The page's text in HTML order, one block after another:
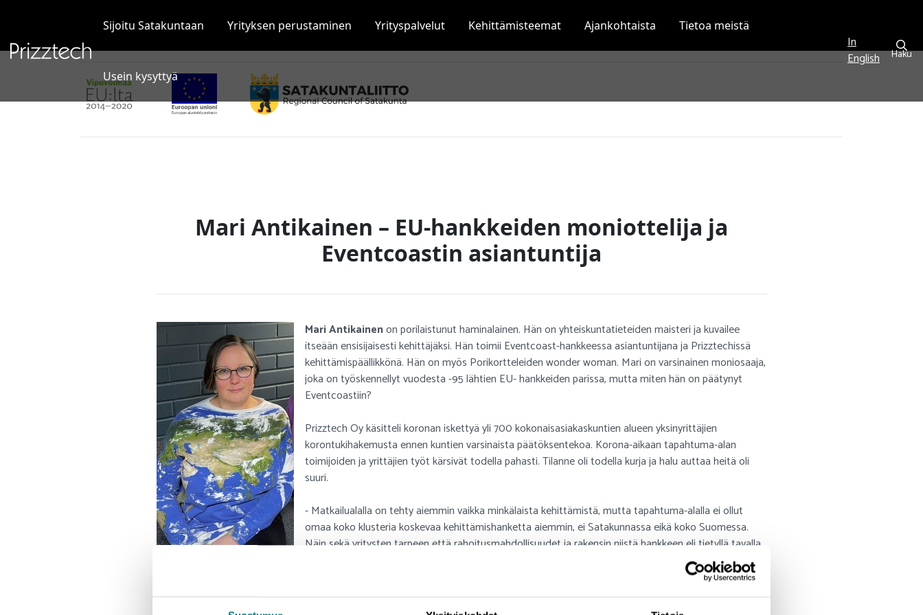
Sijoitu Satakuntaan Yrityksen perustaminen Yrityspalvelut Kehittämisteemat Ajankohtaista Tietoa meistä
Usein kysyttyä
In
English
Haku
Mari Antikainen – EU-hankkeiden moniottelija ja
Eventcoastin asiantuntija
Mari Antikainenon porilaistunut haminalainen. Hän on yhteiskuntatieteiden maisteri ja kuvailee
itseään ensisijaisesti kehittäjäksi. Hän toimii Eventcoast-hankkeessa asiantuntijana ja Prizztechissä
kehittämispäällikkönä. Hän on myös Porikortteleiden wonder woman. Mari on varsinainen moniosaaja,
joka on työskennellyt vuodesta -95 lähtien EU- hankkeiden parissa, mutta miten hän on päätynyt
Eventcoastiin?
Prizztech Oy käsitteli koronan iskettyä yli 700 kokonaisasiakaskuntien alueen yksinyrittäjien
korontukihakemusta ennen kuntien varsinaista päätöksentekoa. Korona-aikaan tapahtuma-alan
toimijoiden ja yrittäjien työt kärsivät todella pahasti. Tilanne oli todella kurja ja halu auttaa heitä oli
suuri.
- Matkailualalla on tehty aiemmin vaikka minkälaista kehittämistä, mutta tapahtuma-alalla ei ollut
omaa koko klusteria koskevaa kehittämishanketta aiemmin, ei Satakunnassa eikä koko Suomessa.
Näin sekä yritysten tarpeen että rahoitusmahdollisuudet ja rakensin niistä hankkeen eli tietyllä tavalla
”Eventcoast on minun vauva”. Kätilöinä on toki toiminut muitakin Prizziläisiä sekä erityisesti alan
Eventcoastissa on ollut alusta asti mukana innostuneita yrityksiä, mikä tekee hankkeessa työskentelystä parasta. -Yrityksiä varten tätä